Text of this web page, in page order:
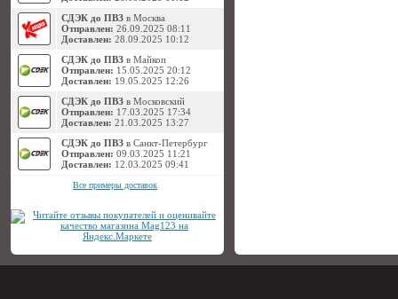
СДЭК до ПВЗ в Москва
Отправлен: 26.09.2025 08:11
Доставлен: 28.09.2025 10:12
СДЭК до ПВЗ в Майкоп
Отправлен: 15.05.2025 20:12
Доставлен: 19.05.2025 12:26
СДЭК до ПВЗ в Московский
Отправлен: 17.03.2025 17:34
Доставлен: 21.03.2025 13:27
СДЭК до ПВЗ в Санкт-Петербург
Отправлен: 09.03.2025 11:21
Доставлен: 12.03.2025 09:41
Все примеры доставок